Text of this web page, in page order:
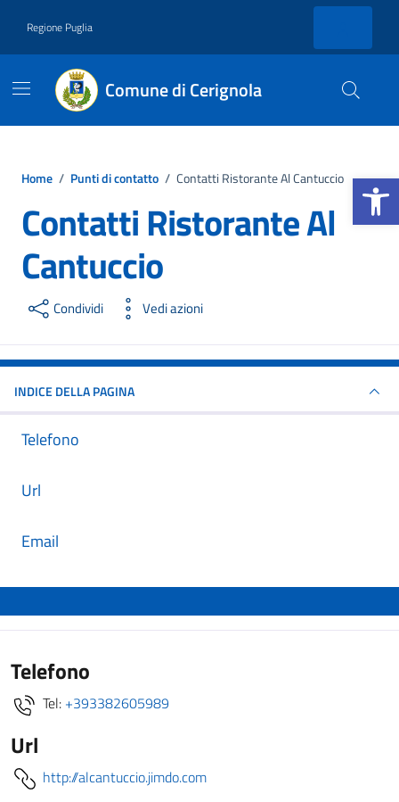
Apri la
Regione Puglia
Comune di Cerignola
Home / Punti di contatto / Contatti Ristorante Al Cantuccio
Contatti Ristorante Al
Cantuccio
Condividi Vedi azioni
INDICE DELLA PAGINA
Telefono
Url
Email
Telefono
Tel: +393382605989
Url
http://alcantuccio.jimdo.com